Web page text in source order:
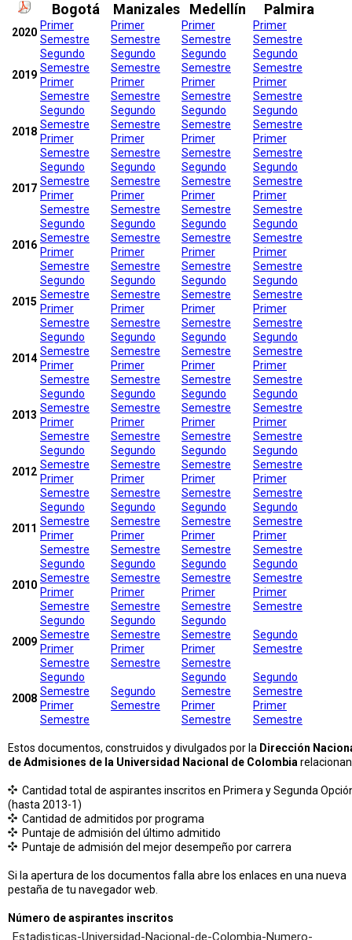
Bogotá Manizales Medellín Palmira
2020
Primer
Semestre
Primer
Semestre
Primer
Semestre
Primer
Semestre
2019
Segundo
Semestre
Primer
Semestre
Segundo
Semestre
Primer
Semestre
Segundo
Semestre
Primer
Semestre
Segundo
Semestre
Primer
Semestre
2018
Segundo
Semestre
Primer
Semestre
Segundo
Semestre
Primer
Semestre
Segundo
Semestre
Primer
Semestre
Segundo
Semestre
Primer
Semestre
2017
Segundo
Semestre
Primer
Semestre
Segundo
Semestre
Primer
Semestre
Segundo
Semestre
Primer
Semestre
Segundo
Semestre
Primer
Semestre
2016
Segundo
Semestre
Primer
Semestre
Segundo
Semestre
Primer
Semestre
Segundo
Semestre
Primer
Semestre
Segundo
Semestre
Primer
Semestre
2015
Segundo
Semestre
Primer
Semestre
Segundo
Semestre
Primer
Semestre
Segundo
Semestre
Primer
Semestre
Segundo
Semestre
Primer
Semestre
2014
Segundo
Semestre
Primer
Semestre
Segundo
Semestre
Primer
Semestre
Segundo
Semestre
Primer
Semestre
Segundo
Semestre
Primer
Semestre
2013
Segundo
Semestre
Primer
Semestre
Segundo
Semestre
Primer
Semestre
Segundo
Semestre
Primer
Semestre
Segundo
Semestre
Primer
Semestre
2012
Segundo
Semestre
Primer
Semestre
Segundo
Semestre
Primer
Semestre
Segundo
Semestre
Primer
Semestre
Segundo
Semestre
Primer
Semestre
2011
Segundo
Semestre
Primer
Semestre
Segundo
Semestre
Primer
Semestre
Segundo
Semestre
Primer
Semestre
Segundo
Semestre
Primer
Semestre
2010
Segundo
Semestre
Primer
Semestre
Segundo
Semestre
Primer
Semestre
Segundo
Semestre
Primer
Semestre
Segundo
Semestre
Primer
Semestre
2009
Segundo
Semestre
Primer
Semestre
Segundo
Semestre
Primer
Semestre
Segundo
Semestre
Primer
Semestre
Segundo
Semestre
2008
Segundo
Semestre
Primer
Semestre
Segundo
Semestre
Segundo
Semestre
Primer
Semestre
Segundo
Semestre
Primer
Semestre
Estos documentos, construidos y divulgados por la Dirección
de Admisiones de la Universidad Nacional de Colombia
Cantidad total de aspirantes inscritos en Primera y Segunda
(hasta 2013-1)
Cantidad de admitidos por programa
Puntaje de admisión del último admitido
Puntaje de admisión del mejor desempeño por carrera
Si la apertura de los documentos falla abre los enlaces en una nueva
pestaña de tu navegador web.
Número de aspirantes inscritos